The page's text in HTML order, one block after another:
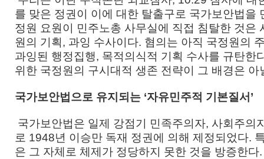
를 맞은 정권이 이에 대한 탈출구로 국가보안법
정원 요원이 민주노총 사무실에 직접 침탈한 것
원의 기획, 과잉 수사이다. 혐의는 아직 국정원의
과잉된 행정집행, 목적의식적 기획 수사를 규탄
위한 국정원의 구시대적 생존 전략이 그 배경은
국가보안법으로 유지되는 ‘자유민주적 기본질서’
국가보안법은 일제 강점기 민족주의자, 사회주의
로 1948년 이승만 독재 정권에 의해 제정되었다.
은 그 자체로 체제가 정당하지 못한 것을 방증한